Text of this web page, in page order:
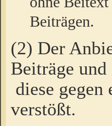
Beiträgen.
(2) Der
Beiträge
diese gegen
verstößt.